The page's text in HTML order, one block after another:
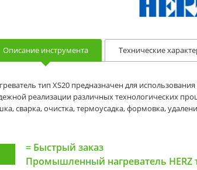
Описание инструмента Технические
тип XS20 предназначен для
реализации различных технологических
сварка, очистка, термоусадка, формовка,
= Быстрый заказ
Промышленный нагреватель HERZ